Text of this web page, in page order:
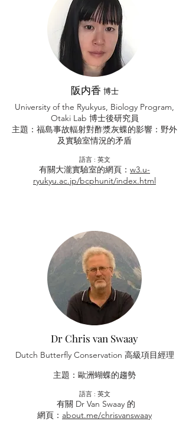
阪内香 博士
University of the Ryukyus, Biology Program,
Otaki Lab 博士後研究員
主題：福島事故輻射對酢漿灰蝶的影響：野外
及實驗室情況的矛盾
​語言 : 英文
有關大瀧實驗室的網頁： w3.u-
ryukyu.ac.jp/bcphunit/index.html
Dr Chris van Swaay
Dutch Butterfly Conservation 高級項目經理
主題：歐洲蝴蝶的趨勢
​語言 : 英文
有關 Dr Van Swaay 的
網頁： about.me/chrisvanswaay